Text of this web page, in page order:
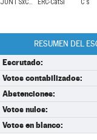
JUNTSxCAT ERC-CatSí C's
RESUMEN DEL
Escrutado:
Votos contabilizados:
Abstenciones:
Votos nulos:
Votos en blanco: